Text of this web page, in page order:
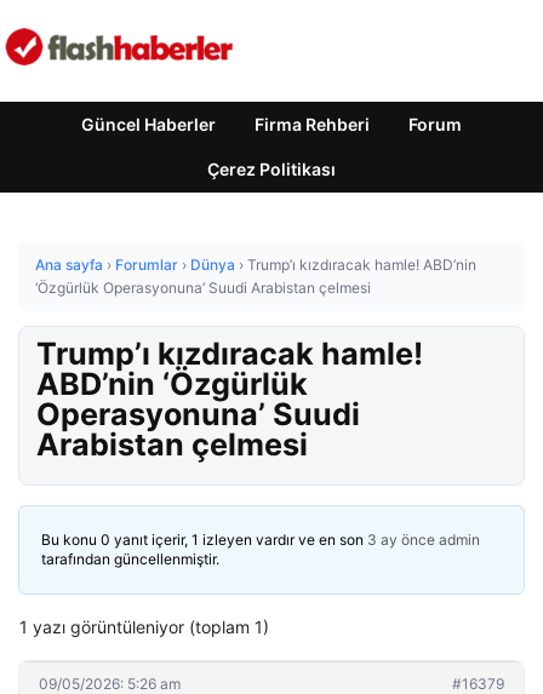
Güncel Haberler Firma Rehberi Forum
Çerez Politikası
Ana sayfa › Forumlar › Dünya › Trump’ı kızdıracak hamle! ABD’nin
‘Özgürlük Operasyonuna’ Suudi Arabistan çelmesi
Trump’ı kızdıracak hamle!
ABD’nin ‘Özgürlük
Operasyonuna’ Suudi
Arabistan çelmesi
Bu konu 0 yanıt içerir, 1 izleyen vardır ve en son 3 ay önce admin
tarafından güncellenmiştir.
1 yazı görüntüleniyor (toplam 1)
09/05/2026: 5:26 am #16379